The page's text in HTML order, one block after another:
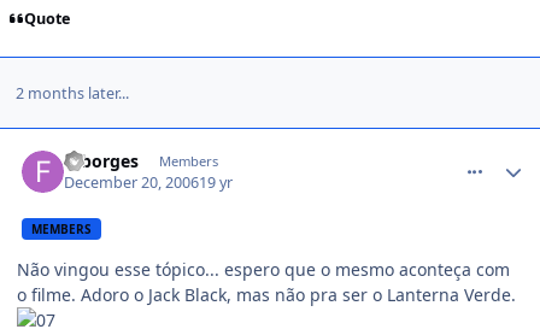
Quote
2 months later...
fpborges Members
December 20, 200619 yr
MEMBERS
Não vingou esse tópico... espero que o mesmo aconteça com
o filme. Adoro o Jack Black, mas não pra ser o Lanterna Verde.